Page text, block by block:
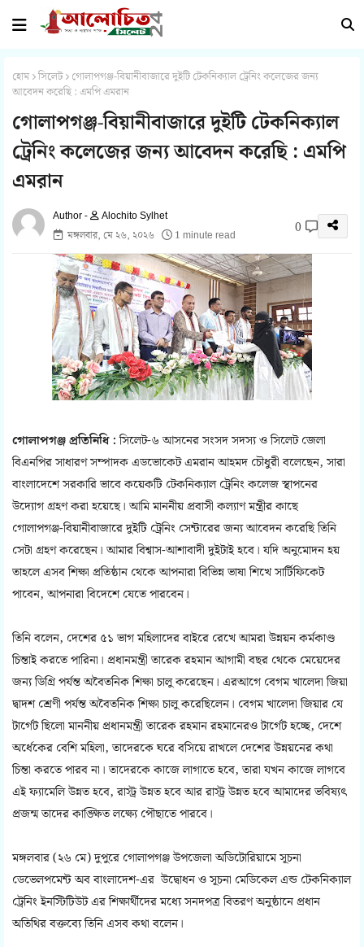
হোম সিলেট গোলাপগঞ্জ-বিয়ানীবাজারে দুইটি টেকনিক্যাল ট্রেনিং কলেজের জন্য
আবেদন করেছি : এমপি এমরান
গোলাপগঞ্জ-বিয়ানীবাজারে দুইটি টেকনিক্যাল
ট্রেনিং কলেজের জন্য আবেদন করেছি : এমপি
এমরান
Alochito Sylhet
মঙ্গলবার, মে ২৬, ২০২৬
1 minute read 0
গোলাপগঞ্জ প্রতিনিধি :সিলেট-৬ আসনের সংসদ সদস্য ও সিলেট জেলা
বিএনপির সাধারণ সম্পাদক এডভোকেট এমরান আহমদ চৌধুরী বলেছেন, সারা
বাংলাদেশে সরকারি ভাবে কয়েকটি টেকনিক্যাল ট্রেনিং কলেজ স্থাপনের
উদ্যোগ গ্রহণ করা হয়েছে। আমি মাননীয় প্রবাসী কল্যাণ মন্ত্রীর কাছে
গোলাপগঞ্জ-বিয়ানীবাজারে দুইটি ট্রেনিং সেন্টারের জন্য আবেদন করেছি তিনি
সেটা গ্রহণ করেছেন। আমার বিশ্বাস-আশাবাদী দুইটাই হবে। যদি অনুমোদন হয়
তাহলে এসব শিক্ষা প্রতিষ্ঠান থেকে আপনারা বিভিন্ন ভাষা শিখে সার্টিফিকেট
পাবেন, আপনারা বিদেশে যেতে পারবেন।
তিনি বলেন, দেশের ৫১ ভাগ মহিলাদের বাইরে রেখে আমরা উন্নয়ন কর্মকাণ্ড
চিন্তাই করতে পারিনা। প্রধানমন্ত্রী তারেক রহমান আগামী বছর থেকে মেয়েদের
জন্য ডিগ্রি পর্যন্ত অবৈতনিক শিক্ষা চালু করেছেন। এরআগে বেগম খালেদা জিয়া
দ্বাদশ শ্রেণী পর্যন্ত অবৈতনিক শিক্ষা চালু করেছিলেন। বেগম খালেদা জিয়ার যে
টার্গেট ছিলো মাননীয় প্রধানমন্ত্রী তারেক রহমান রহমানেরও টার্গেট হচ্ছে, দেশে
অর্ধেকের বেশি মহিলা, তাদেরকে ঘরে বসিয়ে রাখলে দেশের উন্নয়নের কথা
চিন্তা করতে পারব না। তাদেরকে কাজে লাগাতে হবে, তারা যখন কাজে লাগবে
এই ফ্যামেলি উন্নত হবে, রাস্ট্র উন্নত হবে আর রাস্ট্র উন্নত হবে আমাদের ভবিষ্যৎ
প্রজন্ম তাদের কাঙ্ক্ষিত লক্ষ্যে পৌছাতে পারবে।
মঙ্গলবার (২৬ মে) দুপুরে গোলাপগঞ্জ উপজেলা অডিটোরিয়ামে সূচনা
ডেভেলপমেন্ট অব বাংলাদেশ-এর উদ্বোধন ও সূচনা মেডিকেল এন্ড টেকনিক্যাল
ট্রেনিং ইনস্টিটিউট এর শিক্ষার্থীদের মধ্যে সনদপত্র বিতরণ অনুষ্ঠানে প্রধান
অতিথির বক্তব্যে তিনি এসব কথা বলেন।